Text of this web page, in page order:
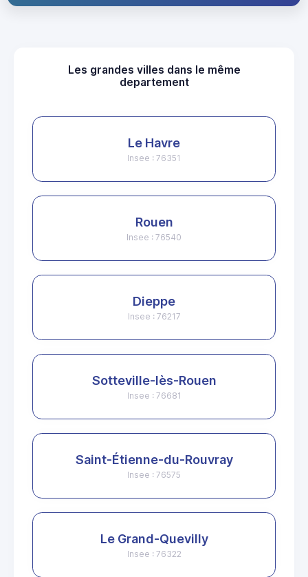
Les grandes villes dans le même
departement
Le Havre
Insee : 76351
Rouen
Insee : 76540
Dieppe
Insee : 76217
Sotteville-lès-Rouen
Insee : 76681
Saint-Étienne-du-Rouvray
Insee : 76575
Le Grand-Quevilly
Insee : 76322